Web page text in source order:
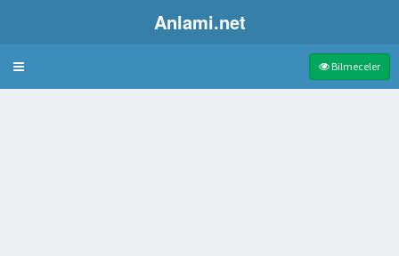
Anlami.net
Bulmaca Bilmeceler